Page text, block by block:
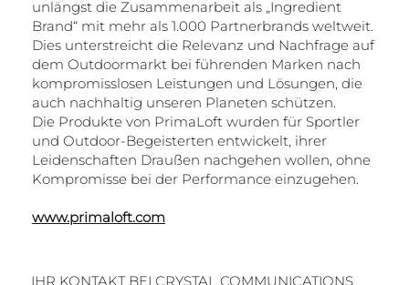
unlängst die Zusammenarbeit als „Ingredient
Brand“ mit mehr als 1.000 Partnerbrands weltweit.
Dies unterstreicht die Relevanz und Nachfrage auf
dem Outdoormarkt bei führenden Marken nach
kompromisslosen Leistungen und Lösungen, die
auch nachhaltig unseren Planeten schützen.​
Die Produkte von PrimaLoft wurden für Sportler
und Outdoor-Begeisterten entwickelt, ihrer
Leidenschaften Draußen nachgehen wollen, ohne
Kompromisse bei der Performance einzugehen. ​
www.primaloft.com
IHR KONTAKT BEI CRYSTAL COMMUNICATIONS